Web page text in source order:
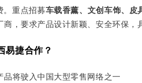
。重点招募车载香薰、文创车饰、皮
商，要求产品设计新颖、安全环保，
易捷合作？
将驶入中国大型零售网络之一